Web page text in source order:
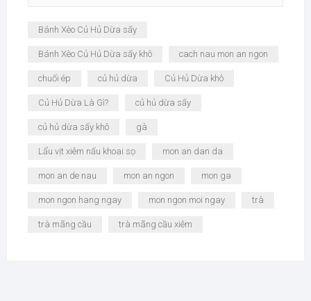
Bánh Xèo Củ Hủ Dừa sấy
Bánh Xèo Củ Hủ Dừa sấy khô cach nau mon an ngon
chuối ép củ hủ dừa Củ Hủ Dừa khô
Củ Hủ Dừa Là Gì? củ hủ dừa sấy
củ hủ dừa sấy khô gà
Lẩu vịt xiêm nấu khoai sọ mon an dan da
mon an de nau mon an ngon mon ga
mon ngon hang ngay mon ngon moi ngay trà
trà mãng cầu trà mãng cầu xiêm